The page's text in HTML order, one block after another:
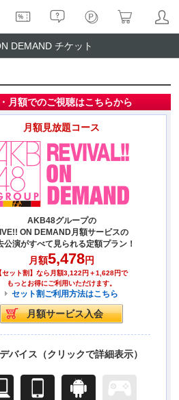
DEMAND チケット
月額でのご視聴はこちらから
月額見放題コース
AKB48グループの
ON DEMAND月額サービスの
公演がすべて見られる定額プラン！
月額5,478円
セット割】なら月額3,122円＋1,628円で
もっとお得にご利用いただけます。
セット割ご利用方法はこちら
バイス（クリックで詳細表示）